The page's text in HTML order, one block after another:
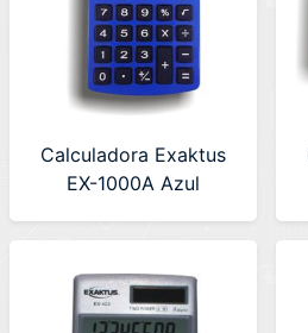
Calculadora Exaktus
EX-1000A Azul